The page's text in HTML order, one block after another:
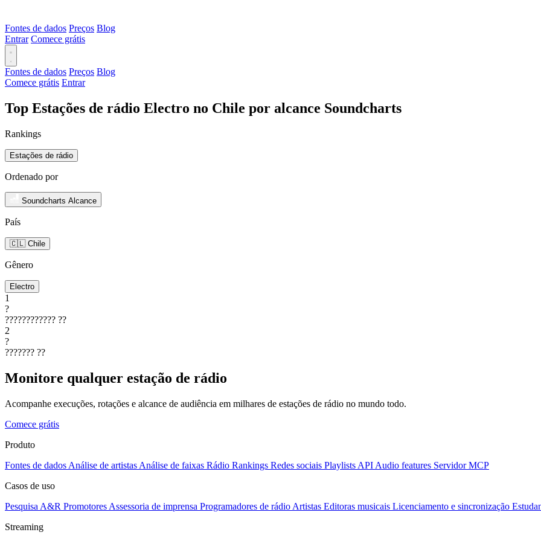
Fontes de dados Preços Blog
Entrar Comece grátis
Fontes de dados Preços Blog
Comece grátis Entrar
Top Estações de rádio Electro no Chile por alcance Soundcharts
Rankings
Estações de rádio
Ordenado por
Soundcharts Alcance
País
🇨🇱 Chile
Gênero
Electro
1
?
???????????? ??
2
?
??????? ??
Monitore qualquer estação de rádio
Acompanhe execuções, rotações e alcance de audiência em milhares de estações de rádio no mundo todo.
Comece grátis
Produto
Fontes de dados Análise de artistas Análise de faixas Rádio Rankings Redes sociais Playlists API Audio features Servidor MCP
Casos de uso
Pesquisa A&R Promotores Assessoria de imprensa Programadores de rádio Artistas Editoras musicais Licenciamento e sincronização
Streaming